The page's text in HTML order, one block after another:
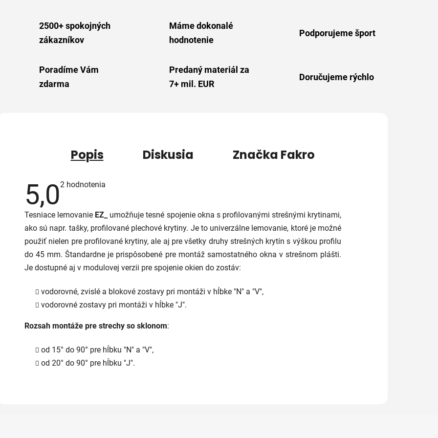
2500+ spokojných
zákazníkov
Máme dokonalé
hodnotenie
Podporujeme šport
Poradíme Vám
zdarma
Predaný materiál za
7+ mil. EUR
Doručujeme rýchlo
Popis Diskusia Značka Fakro
5,0Priemerné
5,0
5
hviezdičiek.
2 hodnotenia
Tesniace lemovanie EZ_
umožňuje tesné spojenie okna s profilovanými strešnými krytinami,
ako sú napr. tašky, profilované plechové krytiny. Je to univerzálne lemovanie, ktoré je možné
použiť nielen pre profilované krytiny, ale aj pre všetky druhy strešných krytín s výškou profilu
do 45 mm. Štandardne je prispôsobené pre montáž samostatného okna v strešnom plášti.
Je dostupné aj v modulovej verzii pre spojenie okien do zostáv:
vodorovné, zvislé a blokové zostavy pri montáži v hĺbke "N" a "V",
vodorovné zostavy pri montáži v hĺbke "J".
Rozsah montáže pre strechy so sklonom:
od 15° do 90° pre hĺbku "N" a "V",
od 20° do 90° pre hĺbku "J".